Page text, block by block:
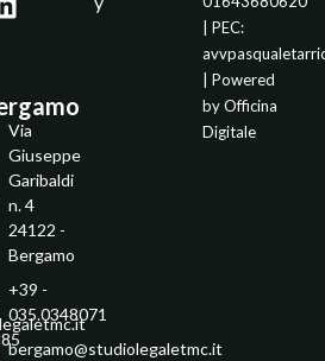
Via
Giuseppe
Garibaldi
n. 4
24122 -
Bergamo
+39 -
035.0348071
bergamo@studiolegaletmc.it
| PEC:
| Powered
byOfficina
Digitale